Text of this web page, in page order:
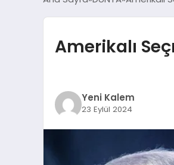
Amerikalı
Yeni Kalem
23 Eylül 2024